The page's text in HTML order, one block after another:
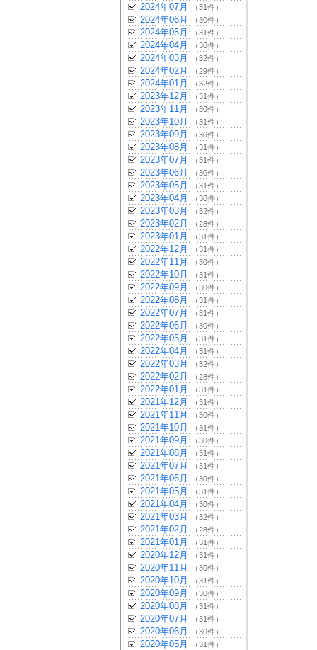
2024年07月 （31件）
2024年06月 （30件）
2024年05月 （31件）
2024年04月 （30件）
2024年03月 （32件）
2024年02月 （29件）
2024年01月 （32件）
2023年12月 （31件）
2023年11月 （30件）
2023年10月 （31件）
2023年09月 （30件）
2023年08月 （31件）
2023年07月 （31件）
2023年06月 （30件）
2023年05月 （31件）
2023年04月 （30件）
2023年03月 （32件）
2023年02月 （28件）
2023年01月 （31件）
2022年12月 （31件）
2022年11月 （30件）
2022年10月 （31件）
2022年09月 （30件）
2022年08月 （31件）
2022年07月 （31件）
2022年06月 （30件）
2022年05月 （31件）
2022年04月 （31件）
2022年03月 （32件）
2022年02月 （28件）
2022年01月 （31件）
2021年12月 （31件）
2021年11月 （30件）
2021年10月 （31件）
2021年09月 （30件）
2021年08月 （31件）
2021年07月 （31件）
2021年06月 （30件）
2021年05月 （31件）
2021年04月 （30件）
2021年03月 （32件）
2021年02月 （28件）
2021年01月 （31件）
2020年12月 （31件）
2020年11月 （30件）
2020年10月 （31件）
2020年09月 （30件）
2020年08月 （31件）
2020年07月 （31件）
2020年06月 （30件）
2020年05月 （31件）